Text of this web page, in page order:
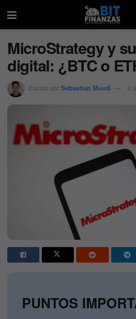
MicroStrategy y
digital: ¿BTC o
Escrito por Sebastian Muvdi 3
PUNTOS